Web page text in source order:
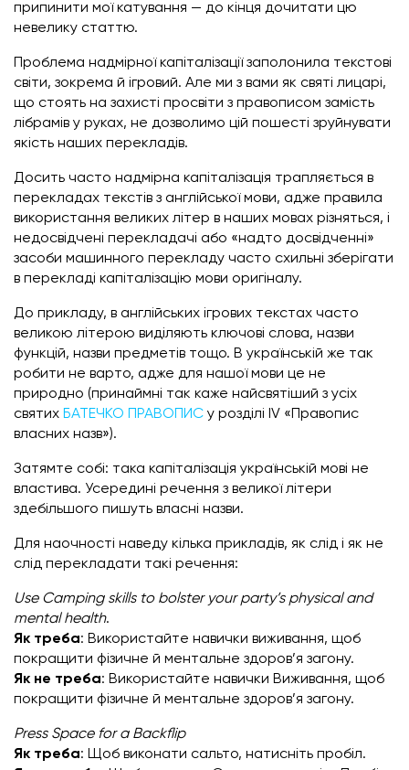
припинити мої катування — до кінця дочитати цю
невелику статтю.
Проблема надмірної капіталізації заполонила текстові
світи, зокрема й ігровий. Але ми з вами як святі лицарі,
що стоять на захисті просвіти з правописом замість
лібрамів у руках, не дозволимо цій пошесті зруйнувати
якість наших перекладів.
Досить часто надмірна капіталізація трапляється в
перекладах текстів з англійської мови, адже правила
використання великих літер в наших мовах різняться, і
недосвідчені перекладачі або «надто досвідченні»
засоби машинного перекладу часто схильні зберігати
в перекладі капіталізацію мови оригіналу.
До прикладу, в англійських ігрових текстах часто
великою літерою виділяють ключові слова, назви
функцій, назви предметів тощо. В українській же так
робити не варто, адже для нашої мови це не
природно (принаймні так каже найсвятіший з усіх
святих БАТЕЧКО ПРАВОПИС у розділі IV «Правопис
власних назв»).
Затямте собі: така капіталізація українській мові не
властива. Усередині речення з великої літери
здебільшого пишуть власні назви.
Для наочності наведу кілька прикладів, як слід і як не
слід перекладати такі речення:
Use Camping skills to bolster your party’s physical and
mental health.
Як треба: Використайте навички виживання, щоб
покращити фізичне й ментальне здоров’я загону.
Як не треба: Використайте навички Виживання, щоб
покращити фізичне й ментальне здоров’я загону.
Press Space for a Backflip
Як треба: Щоб виконати сальто, натисніть пробіл.